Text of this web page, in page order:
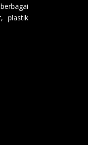
plastik